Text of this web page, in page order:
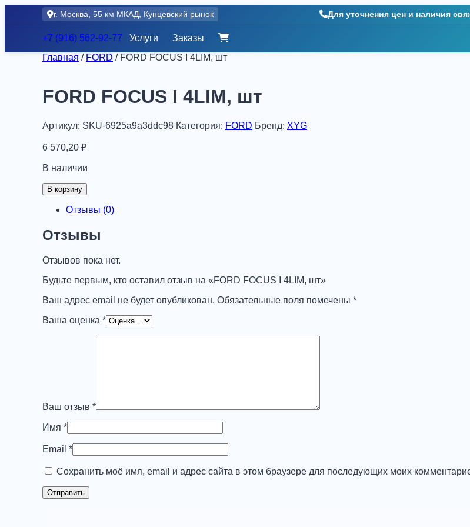
г. Москва, 55 км МКАД, Кунцевский рынок Для уточнения цен и наличия
+7 (916) 562-92-77 Услуги Заказы
Главная / FORD / FORD FOCUS I 4LIM, шт
FORD FOCUS I 4LIM, шт
Артикул: SKU-6925a9a3ddc98 Категория: FORD Бренд: XYG
6 570,20 ₽
В наличии
Количество
товара
FORD
I
4LIM,
В корзину
Отзывы (0)
Отзывы
Отзывов пока нет.
Будьте первым, кто оставил отзыв на «FORD FOCUS I 4LIM, шт»
Ваш адрес email не будет опубликован. Обязательные поля помечены *
Ваша оценка *
Ваш отзыв *
Имя *
Email *
Сохранить моё имя, email и адрес сайта в этом браузере для последующих моих